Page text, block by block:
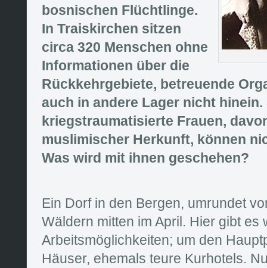
bosnischen Flüchtlinge.
In Traiskirchen sitzen
circa 320 Menschen ohne
Informationen über die
Rückkehrgebiete, betreuende
auch in andere Lager nicht hinein.
kriegstraumatisierte Frauen,
muslimischer Herkunft, können
Was wird mit ihnen geschehen?
Ein Dorf in den Bergen, umrundet
Wäldern mitten im April. Hier gibt es
Arbeitsmöglichkeiten; um den
Häuser, ehemals teure Kurhotels.